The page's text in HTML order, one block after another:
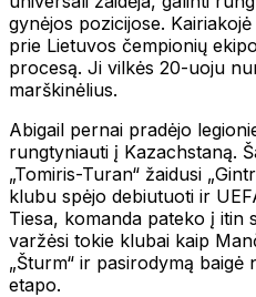
gynėjos pozicijose.
prie Lietuvos čempionių
procesą. Ji vilkės 20-uoju
marškinėlius.
Abigail pernai pradėjo
rungtyniauti į Kazachstaną.
„Tomiris-Turan“ žaidusi
klubu spėjo debiutuoti ir
Tiesa, komanda pateko į itin
varžėsi tokie klubai kaip
„Šturm“ ir pasirodymą
etapo.